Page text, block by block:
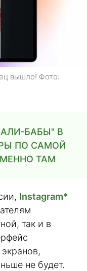
вышло! Фото:
БАБЫ" В
ПО САМОЙ
ТАМ
Instagram*
так и в
не будет.